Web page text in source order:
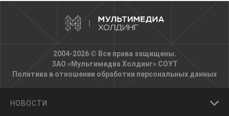
2004-2026 © Все права защищены.
ЗАО «Мультимедиа Холдинг» СОУТ
Политика в отношении обработки персональных данных
НОВОСТИ